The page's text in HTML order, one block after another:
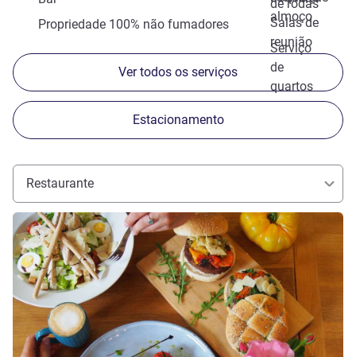
de rodas
almoço
Salas de
reunião
Propriedade 100% não fumadores
Serviço
de
quartos
Ver todos os serviços
Estacionamento
Restaurante
Ver detalhes